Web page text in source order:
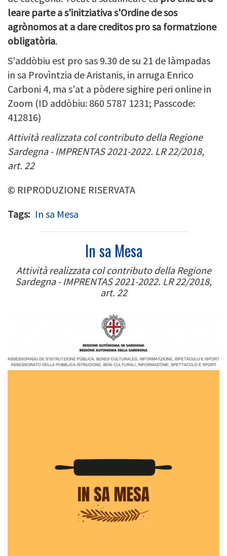
leare parte a s'initziativa s'Ordine de sos
agrònomos at a dare creditos pro sa formatzione
obligatòria.
S'addòbiu est pro sas 9.30 de su 21 de làmpadas
in sa Provìntzia de Aristanis, in arruga Enrico
Carboni 4, ma s'at a pòdere sighire peri online in
Zoom (ID addòbiu: 860 5787 1231; Passcode:
412816)
Attività realizzata col contributo della Regione
Sardegna - IMPRENTAS 2021-2022. LR 22/2018,
art. 22
© RIPRODUZIONE RISERVATA
Tags
In sa Mesa
In sa Mesa
Attività realizzata col contributo della Regione
Sardegna - IMPRENTAS 2021-2022. LR 22/2018,
art. 22